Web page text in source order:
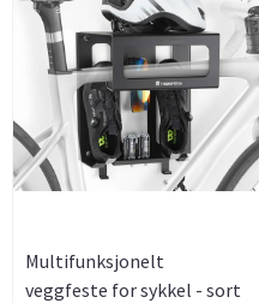
Multifunksjonelt
veggfeste for sykkel - sort